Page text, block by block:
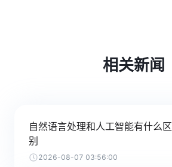
相关新闻
自然语言处理和人工智能有什么区
别
2026-08-07 03:56:00